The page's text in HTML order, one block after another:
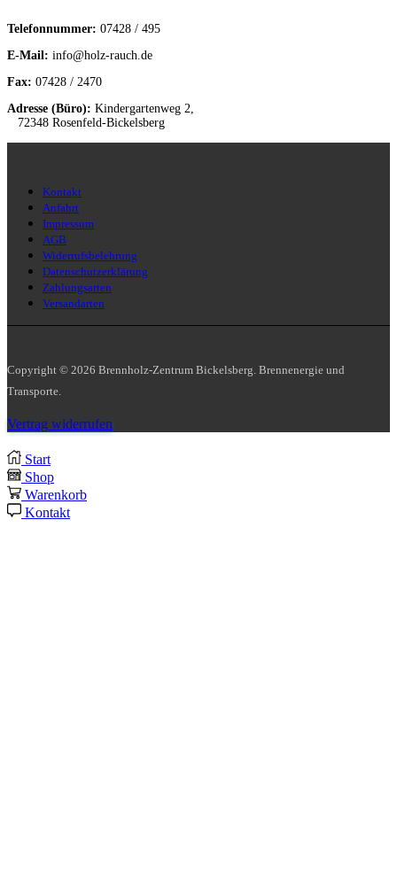
Telefonnummer: 07428 / 495
E-Mail: info@holz-rauch.de
Fax: 07428 / 2470
Adresse (Büro): Kindergartenweg 2,
72348 Rosenfeld-Bickelsberg
Kontakt
Anfahrt
Impressum
AGB
Widerrufsbelehrung
Datenschutzerklärung
Zahlungsarten
Versandarten
Copyright © 2026 Brennholz-Zentrum Bickelsberg. Brennenergie und
Transporte.
Vertrag widerrufen
Start
Shop
Warenkorb
Kontakt